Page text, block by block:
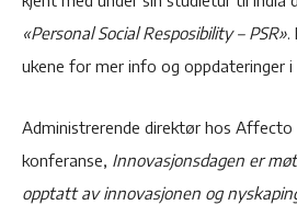
«Personal Social Resposibility – PSR».
ukene for mer info og oppdateringer
Administrerende direktør hos
konferanse, Innovasjonsdagen er
opptatt av innovasjonen og